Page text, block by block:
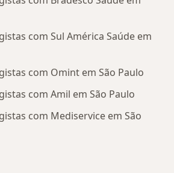
com Sul América Saúde em
com Omint em São Paulo
com Amil em São Paulo
com Mediservice em São